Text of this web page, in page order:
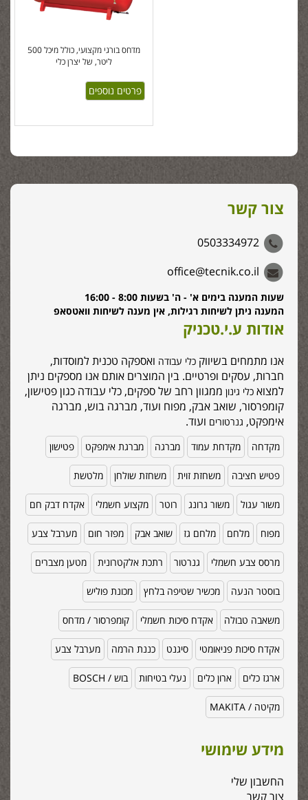
מדחס בורגי מקצועי, כולל מיכל 500
ליטר, של יצרן כלי
פרטים נוספים
צור קשר
0503334972
office@tecnik.co.il
שעות המענה בימים א' - ה' בשעות 8:00 - 16:00
המענה ניתן לשיחות רגילות, אין מענה לשיחות וואטסאפ
אודות ע.י.טכניק
אנו מתמחים בשיווק כלי עבודה ואספקה טכנית למוסדות,
חברות, עסקים ופרטיים. בין המוצרים אותם אנו מספקים ניתן
למצוא כלי גינון ממגוון רחב של ספקים, כלי עבודה כגון פטישון,
קומפרסור, שואב אבק, מפוח ועוד, מברגה בוש, מברגה
אימפקט, גנרטורים ועוד.
מקדחה מקדחת עמוד מברגה מברגת אימפקט פטישון
פטיש חציבה משחזת זוית משחזת שולחן מלטשת
משור עגול משור גרונג רוטר מקצוע חשמלי אקדח דבק חם
מפוח מלחם מלחם גז שואב אבק מפזר חום מערבל צבע
מרסס צבע חשמלי גנרטור רתכת אלקטרונית מטען מצברים
בוסטר הנעה מכשיר שטיפה בלחץ מכונת פוליש
משאבה טבולה אקדח סיכות חשמלי קומפרסור / מדחס
אקדח סיכות פניאומטי סיגנט כננת הרמה מערבל צבע
ארגז כלים ארון כלים נעלי בטיחות בוש / BOSCH
מקיטה / MAKITA
מידע שימושי
החשבון שלי
צור קשר